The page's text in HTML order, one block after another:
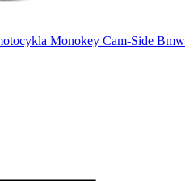
Monokey Cam-Side Bmw